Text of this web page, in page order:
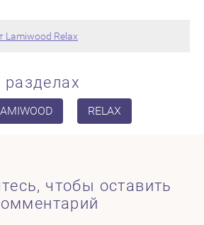
Lamiwood Relax
RELAX
чтобы оставить